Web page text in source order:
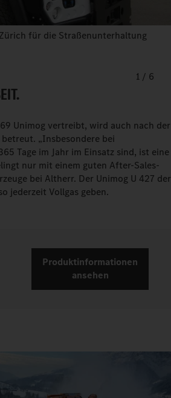
für die Straßenunterhaltung
1 / 6
Unimog vertreibt, wird auch nach der
„Insbesondere bei
Tage im Jahr im Einsatz sind, ist eine
nur mit einem guten After-Sales-
bei Altherr. Der Unimog U 427 der
jederzeit Vollgas geben.
Produktinformationen
ansehen